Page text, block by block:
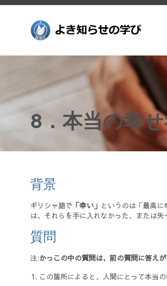
8．本当の幸
背景
ギリシャ語で 「幸い」 というのは「最高
は、それらを手に入れなかった、または
質問
注:かっこの中の質問は、前の質問に答え
この箇所によると、人間にとって本当の